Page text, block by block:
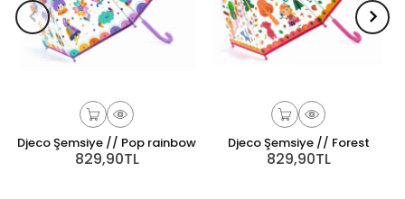
Djeco Şemsiye // Pop rainbow
829,90TL
Djeco Şemsiye // Forest
829,90TL